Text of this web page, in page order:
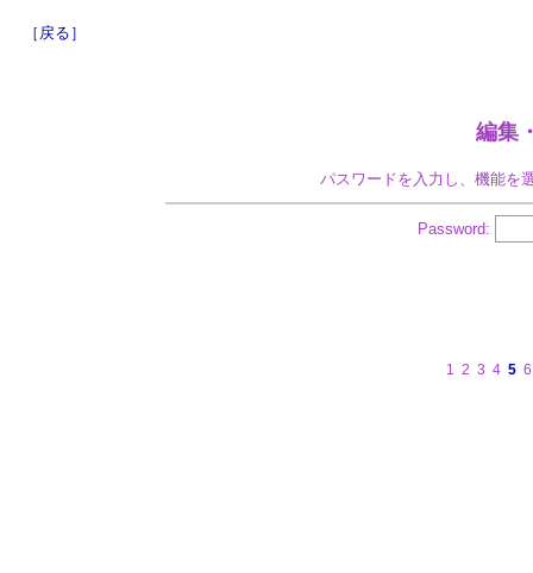
［戻る］
編集
パスワードを入力し、機能を
Password:
1 2 3 4 5 6